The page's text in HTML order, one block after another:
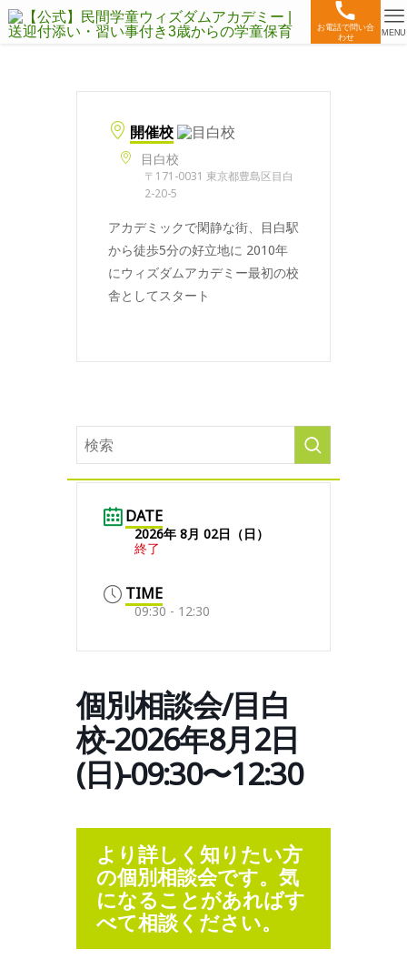
お電話で問い合
わせ
MENU
開催校
目白校
〒171-0031 東京都豊島区目白
2-20-5
アカデミックで閑静な街、目白駅
から徒歩5分の好立地に 2010年
にウィズダムアカデミー最初の校
舎としてスタート
DATE
2026年 8月 02日（日）
終了
TIME
09:30 - 12:30
個別相談会/目白
校-2026年8月2日
(日)-09:30〜12:30
より詳しく知りたい方
の個別相談会です。気
になることがあればす
べて相談ください。